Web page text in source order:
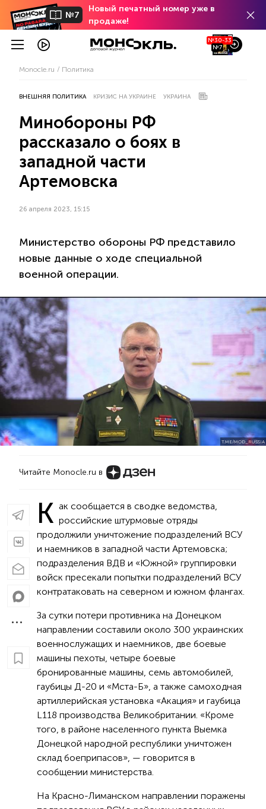
№7
Новый печатный номер уже в
продаже!
№30-33
№7
Monocle.ru Политика
ВНЕШНЯЯ ПОЛИТИКА КРИЗИС НА УКРАИНЕ УКРАИНА
Минобороны РФ
рассказало о боях в
западной части
Артемовска
26 апреля 2023, 15:15
Министерство обороны РФ представило
новые данные о ходе специальной
военной операции.
T.ME/MOD_RUSSIA
Читайте Monocle.ru в
К ак сообщается в сводке ведомства,
российские штурмовые отряды
продолжили уничтожение подразделений ВСУ
и наемников в западной части Артемовска;
подразделения ВДВ и «Южной» группировки
войск пресекали попытки подразделений ВСУ
контратаковать на северном и южном флангах.
За сутки потери противника на Донецком
направлении составили около 300 украинских
военнослужащих и наемников, две боевые
машины пехоты, четыре боевые
бронированные машины, семь автомобилей,
гаубицы Д-20 и «Мста-Б», а также самоходная
артиллерийская установка «Акация» и гаубица
L118 производства Великобритании. «Кроме
того, в районе населенного пункта Выемка
Донецкой народной республики уничтожен
склад боеприпасов», — говорится в
сообщении министерства.
На Красно-Лиманском направлении поражены